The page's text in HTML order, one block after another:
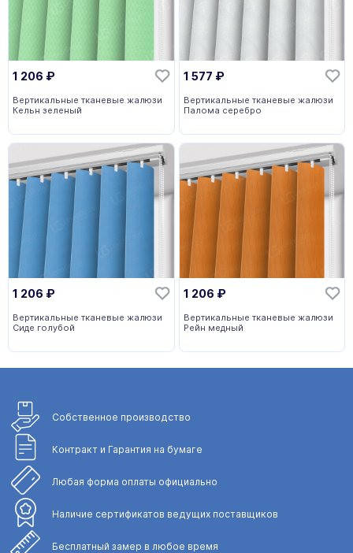
1 206 ₽
Вертикальные тканевые жалюзи
Кельн зеленый
1 577 ₽
Вертикальные тканевые жалюзи
Палома серебро
1 206 ₽
Вертикальные тканевые жалюзи
Сиде голубой
1 206 ₽
Вертикальные тканевые жалюзи
Рейн медный
Собственное производство
Контракт и Гарантия на бумаге
Любая форма оплаты официально
Наличие сертификатов ведущих поставщиков
Бесплатный замер в любое время